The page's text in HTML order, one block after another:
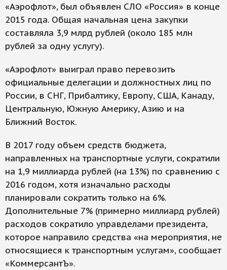
«Аэрофлот», был объявлен СЛО «Россия» в конце
2015 года. Общая начальная цена закупки
составляла 3,9 млрд рублей (около 185 млн
рублей за одну услугу).
«Аэрофлот» выиграл право перевозить
официальные делегации и должностных лиц по
России, в СНГ, Прибалтику, Европу, США, Канаду,
Центральную, Южную Америку, Азию и на
Ближний Восток.
В 2017 году объем средств бюджета,
направленных на транспортные услуги, сократили
на 1,9 миллиарда рублей (на 13%) по сравнению с
2016 годом, хотя изначально расходы
планировали сократить только на 6%.
Дополнительные 7% (примерно миллиард рублей)
расходов сократило управделами президента,
которое направило средства «на мероприятия, не
относящиеся к транспортным услугам», сообщает
«КоммерсантЪ».